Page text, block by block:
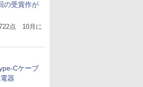
の受賞作が
点 10月に
Cケーブ
器